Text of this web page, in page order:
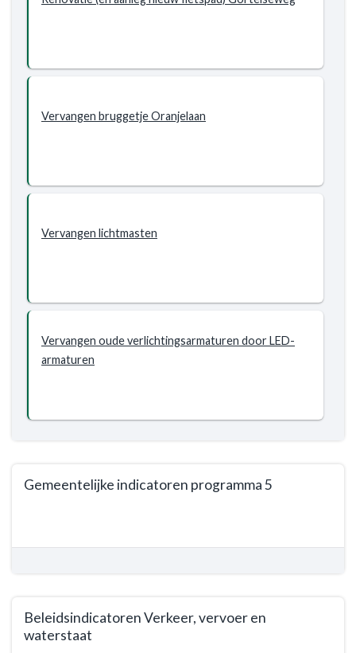
Vervangen bruggetje Oranjelaan
Vervangen lichtmasten
Vervangen oude verlichtingsarmaturen door LED-
armaturen
Gemeentelijke indicatoren programma 5
navigatie
Verkeer,
Beleidsindicatoren Verkeer, vervoer en
waterstaat